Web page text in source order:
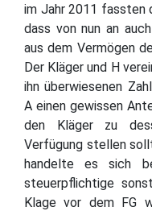
im Jahr 2011 fassten
dass von nun an
aus dem Vermögen
Der Kläger und H
ihn überwiesenen
A einen gewissen
den Kläger zu
Verfügung stellen
handelte es sich
steuerpflichtige
Klage vor dem FG